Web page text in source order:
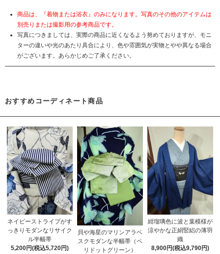
商品は、『着物または浴衣』のみになります。写真のその他のアイテムは
別売りまたは撮影用の参考商品です。
写真につきましては、実際の商品に近くなるよう努めておりますが、モニ
ターの違いや光のあたり具合により、色や雰囲気が実物とやや異なる場合
がございます。あらかじめご了承ください。
おすすめコーディネート商品
ネイビーストライプがす
っきりモダンなリサイク
ル半幅帯
5,200円(税込5,720円)
貝や海星のマリンアラベ
スクモダンな半幅帯（ペ
リドットグリーン）
紺瑠璃色に波と葉模様が
涼やかな正絹竪絽の薄羽
織
8,900円(税込9,790円)